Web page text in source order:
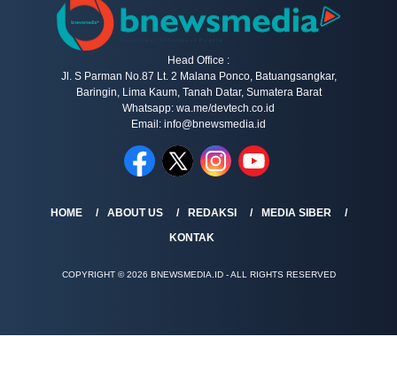
Head Office :
Jl. S Parman No.87 Lt. 2 Malana Ponco, Batuangsangkar,
Baringin, Lima Kaum, Tanah Datar, Sumatera Barat
Whatsapp: wa.me/devtech.co.id
Email: info@bnewsmedia.id
HOME ABOUT US REDAKSI
MEDIA SIBER
KONTAK
COPYRIGHT © 2026 BNEWSMEDIA.ID - ALL RIGHTS RESERVED